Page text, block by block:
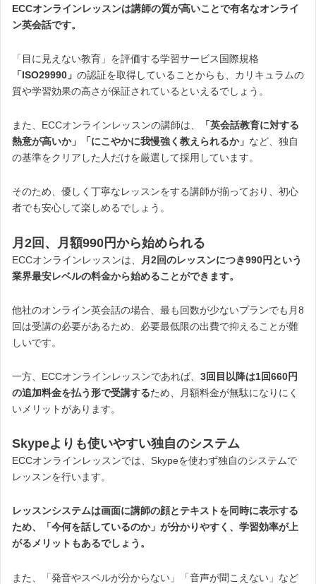
ECCオンラインレッスンは講師の質が高いことで有名なオンライ
ン英会話です。
「目に見えない教育」を評価する学習サービス国際規格
「ISO29990」 の認証を取得していることからも、カリキュラムの
質や学習効果の高さが保証されているといえるでしょう。
また、ECCオンラインレッスンの講師は、
「英会話教育に対する
熱意が高いか」「にこやかに我慢強く教えられるか」 など、独自
の基準をクリアした人だけを厳選して採用しています。
そのため、優しく丁寧なレッスンをする講師が揃っており、初心
者でも安心して楽しめるでしょう。
月2回、月額990円から始められる
ECCオンラインレッスンは、
月2回のレッスンにつき990円という
業界最安レベルの料金から始めることができます。
他社のオンライン英会話の場合、最も回数が少ないプランでも月8
回は受講の必要があるため、必要最低限の出費で抑えることが難
しいです。
一方、ECCオンラインレッスンであれば、 3回目以降は1回660円
の追加料金を払う形で受講するため、月額料金が無駄になりにく
いメリットがあります。
Skypeよりも使いやすい独自のシステム
ECCオンラインレッスンでは、Skypeを使わず独自のシステムで
レッスンを行います。
レッスンシステムは画面に講師の顔とテキストを同時に表示する
ため、「今何を話しているのか」が分かりやすく、学習効率が上
がるメリットもあるでしょう。
また、「発音やスペルが分からない」「音声が聞こえない」など